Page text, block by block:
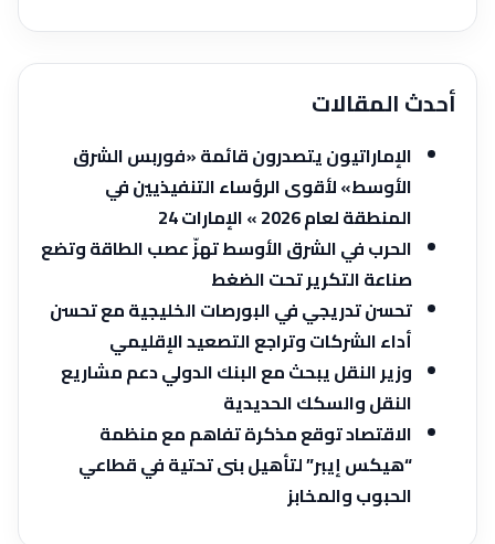
أحدث المقالات
الإماراتيون يتصدرون قائمة «فوربس الشرق
الأوسط» لأقوى الرؤساء التنفيذيين في
المنطقة لعام 2026 » الإمارات 24
الحرب في الشرق الأوسط تهزّ عصب الطاقة وتضع
صناعة التكرير تحت الضغط
تحسن تدريجي في البورصات الخليجية مع تحسن
أداء الشركات وتراجع التصعيد الإقليمي
وزير النقل يبحث مع البنك الدولي دعم مشاريع
النقل والسكك الحديدية
الاقتصاد توقع مذكرة تفاهم ‏مع منظمة
“هيكس إيبر” لتأهيل بنى تحتية في قطاعي
الحبوب والمخابز